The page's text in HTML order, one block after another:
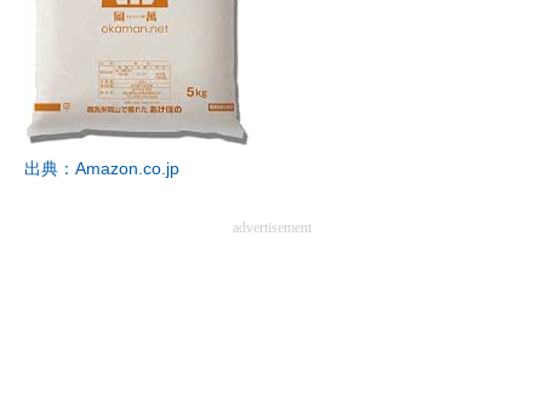
AI活用のいまが分かる
企業ITのトレンドを詳説
経営リーダーのコミュニティ
マーケ×ITの今がよく分かる
ITエンジニア向け専門サイト
出典：Amazon.co.jp
advertisement